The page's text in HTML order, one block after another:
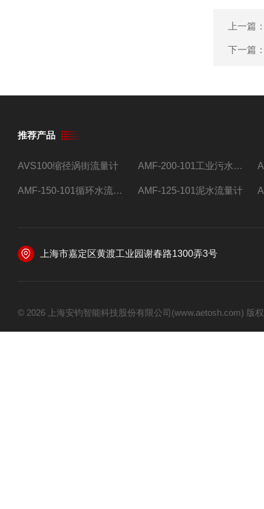
上一篇
下一篇
推荐产品
AVS100缩径涡街流量计 AMF-200-101工业污水流量计
AMF-150-101循环水流量计,电磁流量计 AMF-125-101泥水流量计
上海市嘉定区黄渡工业园谢春路1300弄3号
© 2026 上海安钧智能科技股份有限公司(www.aetosh.com)